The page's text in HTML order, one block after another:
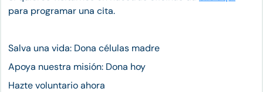
para programar una cita.
Salva una vida: Dona células madre
Apoya nuestra misión: Dona hoy
Hazte voluntario ahora